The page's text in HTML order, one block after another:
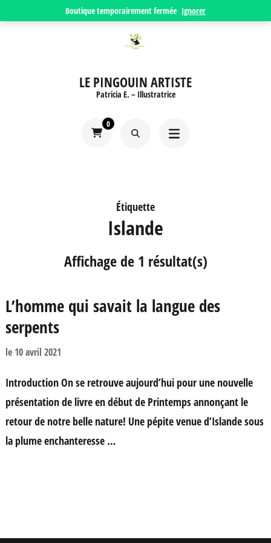
Boutique temporairement fermée Ignorer
LE PINGOUIN ARTISTE
Patricia E. – Illustratrice
0
Étiquette
Islande
Affichage de 1 résultat(s)
L’homme qui savait la langue des
serpents
le 10 avril 2021
Introduction On se retrouve aujourd’hui pour une nouvelle
présentation de livre en début de Printemps annonçant le
retour de notre belle nature! Une pépite venue d’Islande sous
la plume enchanteresse …